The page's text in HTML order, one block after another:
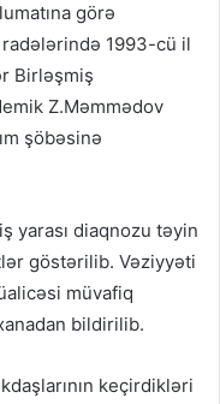
görə
1993-cü il
Birləşmiş
Z.Məmmədov
şöbəsinə
yarası diaqnozu təyin
göstərilib. Vəziyyəti
müvafiq
bildirilib.
keçirdikləri